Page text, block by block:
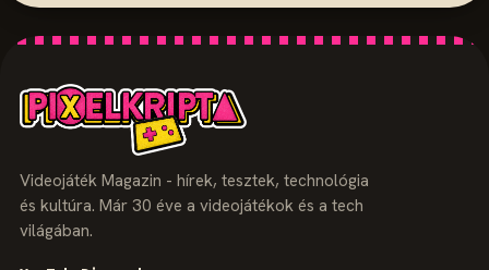
Videojáték Magazin - hírek, tesztek, technológia
és kultúra. Már 30 éve a videojátékok és a tech
világában.